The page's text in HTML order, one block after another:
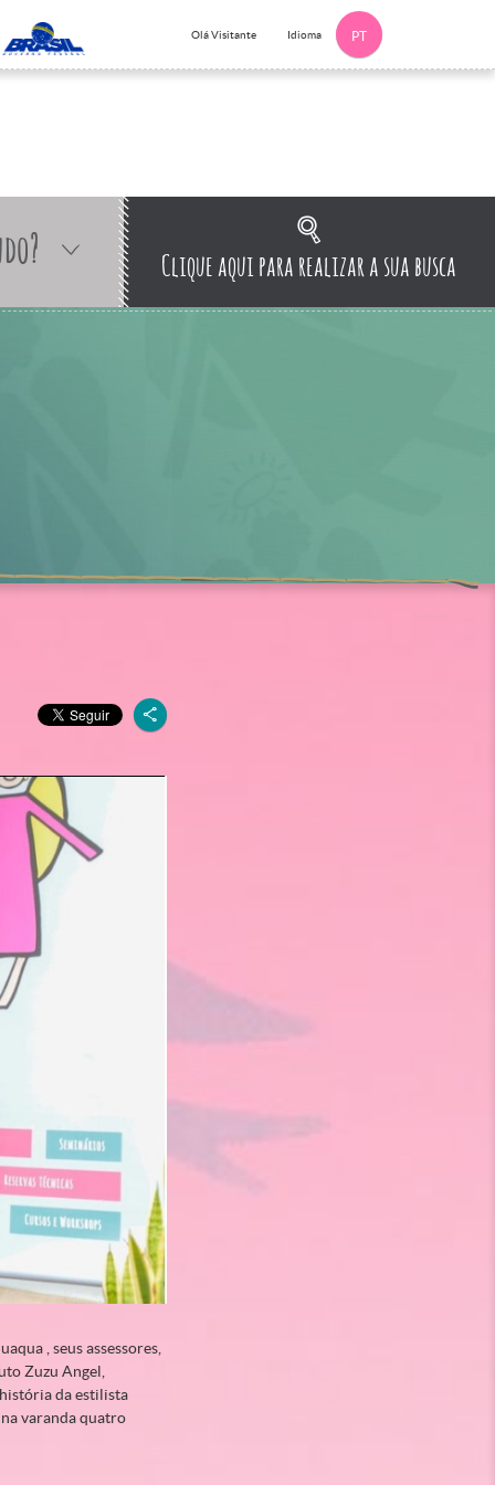
Olá Visitante Idioma PT
Clique aqui para realizar a sua busca
, seus assessores,
Zuzu Angel,
da estilista
varanda quatro